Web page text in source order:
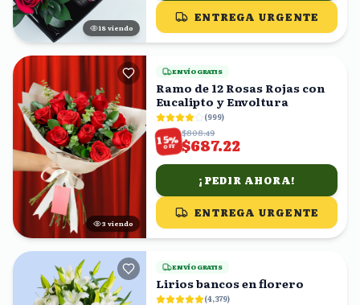
17 viendo
ENTREGA URGENTE
3 viendo
ENVÍO GRATIS
Ramo de 12 Rosas Rojas con
Eucalipto y Envoltura
(999)
15%
OFF
$808.49
$687.22
¡PEDIR AHORA!
ENTREGA URGENTE
ENVÍO GRATIS
Lirios bancos en florero
(4,379)